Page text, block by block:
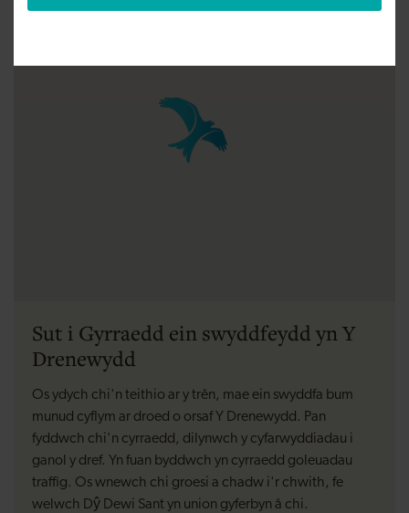
Sut i Gyrraedd ein swyddfeydd yn Y
Drenewydd
Os ydych chi'n teithio ar y trên, mae ein swyddfa bum
munud cyflym ar droed o orsaf Y Drenewydd. Pan
fyddwch chi'n cyrraedd, dilynwch y cyfarwyddiadau i
ganol y dref. Yn fuan byddwch yn cyrraedd goleuadau
traffig. Os wnewch chi groesi a chadw i'r chwith, fe
welwch Dŷ Dewi Sant yn union gyferbyn â chi.